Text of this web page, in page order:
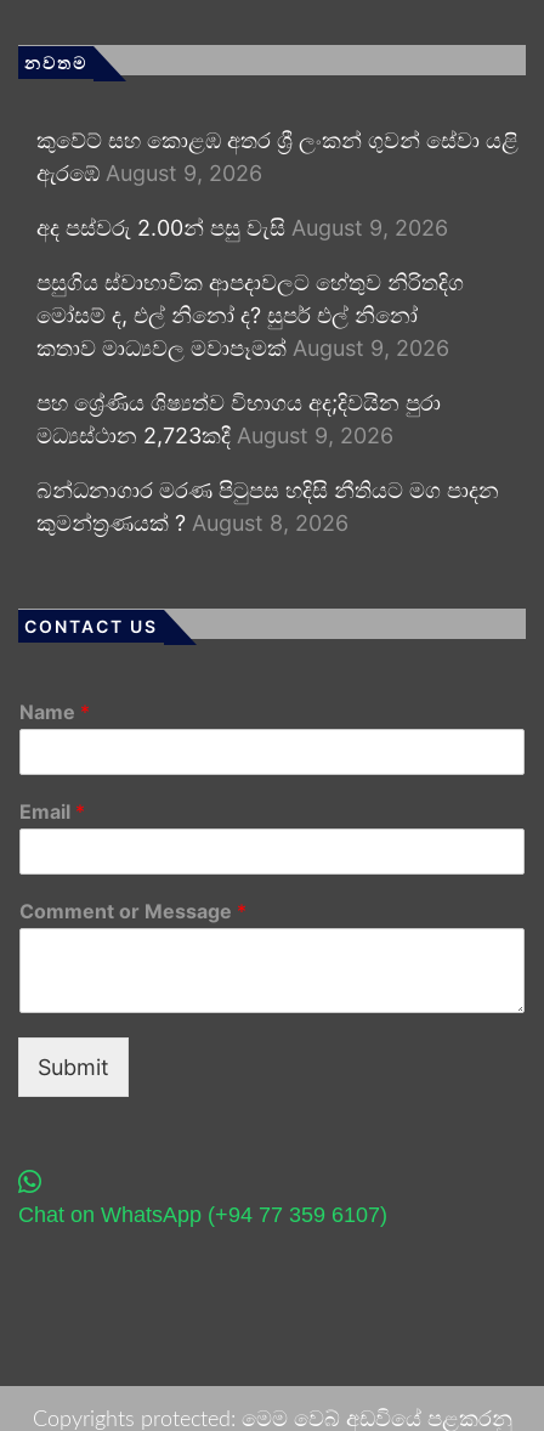
නවතම
කුවේට් සහ කොළඹ අතර ශ්‍රී ලංකන් ගුවන් සේවා යළි
ඇරඹේ August 9, 2026
අද පස්වරු 2.00න් පසු වැසි August 9, 2026
පසුගිය ස්වාභාවික ආපදාවලට හේතුව නිරිතදිග
මෝසම් ද, එල් නිනෝ ද? සුපර් එල් නිනෝ
කතාව මාධ්‍යවල මවාපෑමක් August 9, 2026
පහ ශ්‍රේණිය ශිෂ්‍යත්ව විභාගය අද;දිවයින පුරා
මධ්‍යස්ථාන 2,723කදී August 9, 2026
බන්ධනාගාර මරණ පිටුපස හදිසි නීතියට මග පාදන
කුමන්ත්‍රණයක් ? August 8, 2026
CONTACT US
Name *
Email *
Comment or Message *
Submit
Chat on WhatsApp (+94 77 359 6107)
Copyrights protected: මෙම වෙබ් අඩවියේ පළකරනු